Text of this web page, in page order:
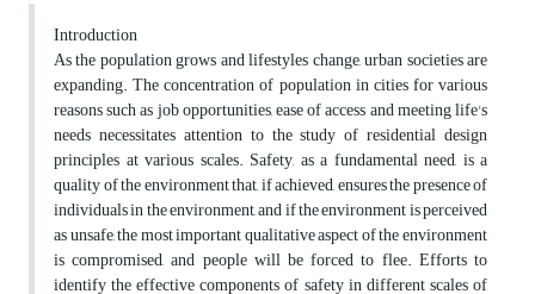
Introduction
As the population grows and lifestyles change, urban societies are
expanding. The concentration of population in cities for various
reasons such as job opportunities, ease of access and meeting life's
needs necessitates attention to the study of residential design
principles at various scales. Safety, as a fundamental need, is a
quality of the environment that, if achieved, ensures the presence of
individuals in the environment, and if the environment is perceived
as unsafe, the most important qualitative aspect of the environment
is compromised, and people will be forced to flee. Efforts to
identify the effective components of safety in different scales of